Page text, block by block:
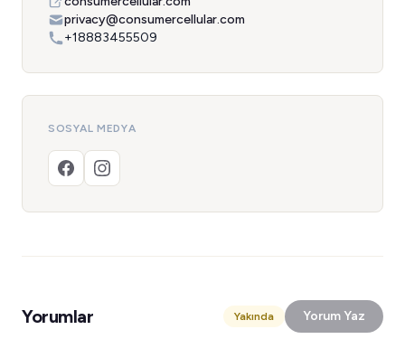
privacy@consumercellular.com
+18883455509
SOSYAL MEDYA
Yorumlar Yakında Yorum Yaz